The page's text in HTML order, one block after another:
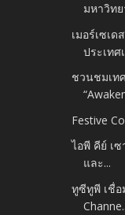
มหาวิทย
เมอร์เซเ
ประเทศ
ชวนชมเท
Festive
ไอพี คีย์ เซ
และ...
ทูซีทูพี เชื่อ